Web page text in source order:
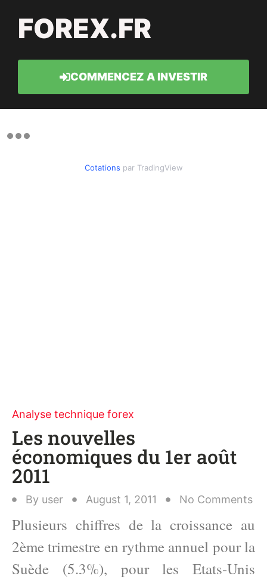
FOREX.FR
COMMENCEZ A INVESTIR
Cotations par TradingView
Analyse technique forex
Les nouvelles
économiques du 1er août
2011
By user August 1, 2011 No Comments
Plusieurs chiffres de la croissance au
2ème trimestre en rythme annuel pour la
Suède (5.3%), pour les Etats-Unis